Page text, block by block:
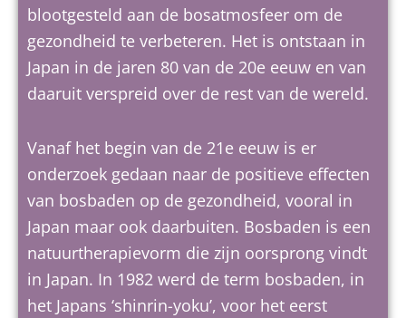
blootgesteld aan de bosatmosfeer om de
gezondheid te verbeteren. Het is ontstaan in
Japan in de jaren 80 van de 20e eeuw en van
daaruit verspreid over de rest van de wereld.
Vanaf het begin van de 21e eeuw is er
onderzoek gedaan naar de positieve effecten
van bosbaden op de gezondheid, vooral in
Japan maar ook daarbuiten. Bosbaden is een
natuurtherapievorm die zijn oorsprong vindt
in Japan. In 1982 werd de term bosbaden, in
het Japans ‘shinrin-yoku’, voor het eerst